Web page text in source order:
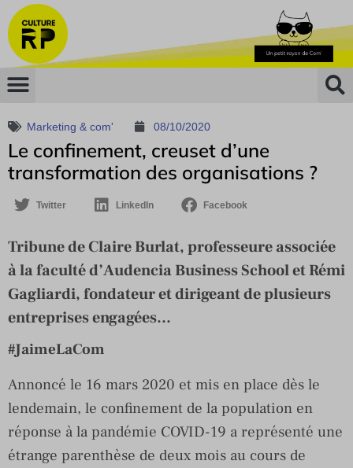
Marketing & com' 08/10/2020
Le confinement, creuset d’une
transformation des organisations ?
Twitter LinkedIn Facebook
Tribune de Claire Burlat, professeure associée
à la faculté d’Audencia Business School et Rémi
Gagliardi, fondateur et dirigeant de plusieurs
entreprises engagées...
#JaimeLaCom
Annoncé le 16 mars 2020 et mis en place dès le
lendemain, le confinement de la population en
réponse à la pandémie COVID-19 a représenté une
étrange parenthèse de deux mois au cours de